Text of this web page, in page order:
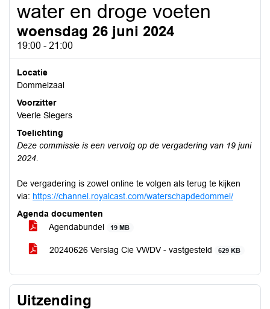
water en droge voeten
woensdag 26 juni 2024
19:00 - 21:00
Locatie
Dommelzaal
Voorzitter
Veerle Slegers
Toelichting
Deze commissie is een vervolg op de vergadering van 19 juni
2024.
De vergadering is zowel online te volgen als terug te kijken
via: https://channel.royalcast.com/waterschapdedommel/
Agenda documenten
Agendabundel
19 MB
20240626 Verslag Cie VWDV - vastgesteld 629 KB
Uitzending